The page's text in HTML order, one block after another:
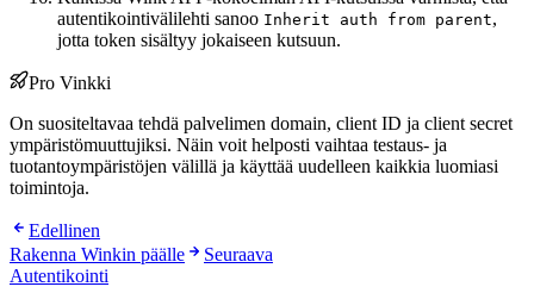
autentikointivälilehti sanoo Inherit auth from parent,
jotta token sisältyy jokaiseen kutsuun.
Pro Vinkki
On suositeltavaa tehdä palvelimen domain, client ID ja client secret
ympäristömuuttujiksi. Näin voit helposti vaihtaa testaus- ja
tuotantoympäristöjen välillä ja käyttää uudelleen kaikkia luomiasi
toimintoja.
Edellinen
Rakenna Winkin päälle
Seuraava
Autentikointi